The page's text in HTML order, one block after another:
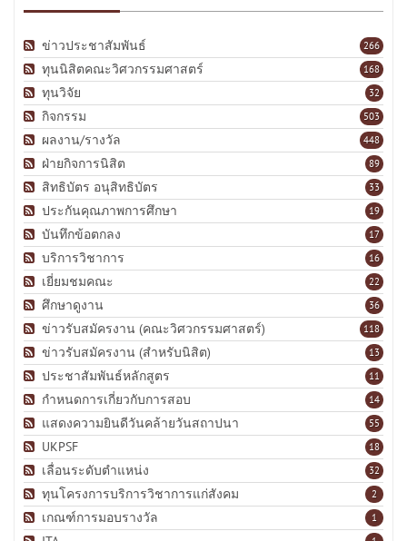
266
ข่าวประชาสัมพันธ์
168
ทุนนิสิตคณะวิศวกรรมศาสตร์
32
ทุนวิจัย
503
กิจกรรม
448
ผลงาน/รางวัล
89
ฝ่ายกิจการนิสิต
33
สิทธิบัตร อนุสิทธิบัตร
19
ประกันคุณภาพการศึกษา
17
บันทึกข้อตกลง
16
บริการวิชาการ
22
เยี่ยมชมคณะ
36
ศึกษาดูงาน
118
ข่าวรับสมัครงาน (คณะวิศวกรรมศาสตร์)
13
ข่าวรับสมัครงาน (สำหรับนิสิต)
11
ประชาสัมพันธ์หลักสูตร
14
กำหนดการเกี่ยวกับการสอบ
55
แสดงความยินดีวันคล้ายวันสถาปนา
18
UKPSF
32
เลื่อนระดับตำแหน่ง
2
ทุนโครงการบริการวิชาการแก่สังคม
1
เกณฑ์การมอบรางวัล